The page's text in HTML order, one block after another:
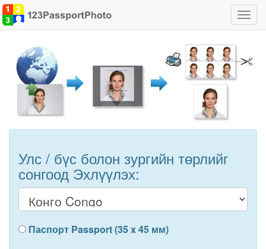
Улс / бүс болон зургийн төрлийг
сонгоод Эхлүүлэх:
Паспорт Passport (35 x 45 мм)